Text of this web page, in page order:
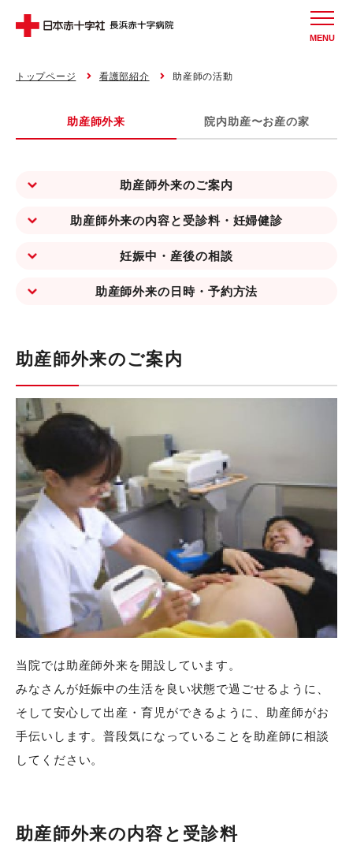
MENU
トップページ 看護部紹介 助産師の活動
助産師外来 院内助産〜お産の家
助産師外来のご案内
助産師外来の内容と受診料・妊婦健診
妊娠中・産後の相談
助産師外来の日時・予約方法
助産師外来のご案内
当院では助産師外来を開設しています。
みなさんが妊娠中の生活を良い状態で過ごせるように、
そして安心して出産・育児ができるように、助産師がお
手伝いします。普段気になっていることを助産師に相談
してください。
助産師外来の内容と受診料